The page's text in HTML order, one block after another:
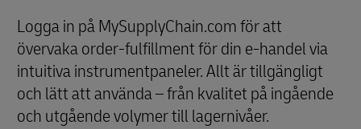
Logga in på MySupplyChain.com för att
övervaka order-fulfillment för din e-handel via
intuitiva instrumentpaneler. Allt är tillgängligt
och lätt att använda – från kvalitet på ingående
och utgående volymer till lagernivåer.